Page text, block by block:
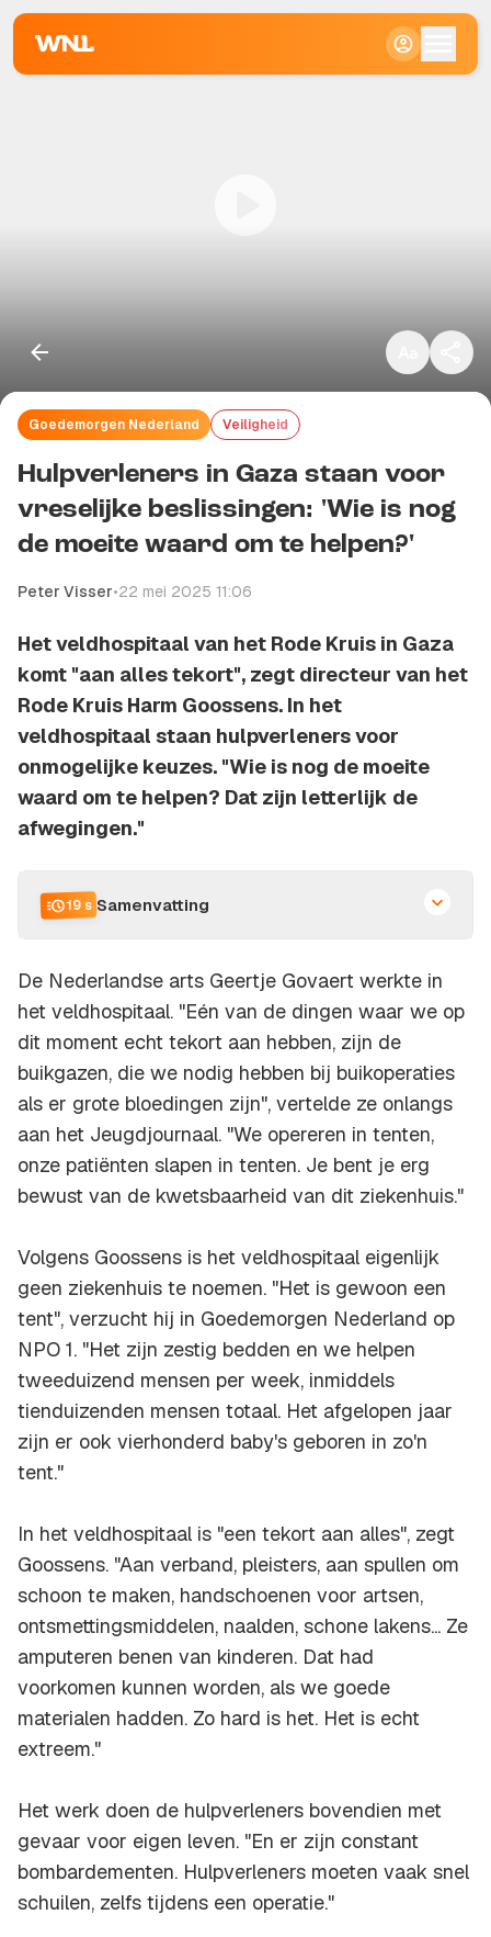
Goedemorgen Nederland Veiligheid
Hulpverleners in Gaza staan voor
vreselijke beslissingen: 'Wie is nog
de moeite waard om te helpen?'
Peter Visser•22 mei 2025 11:06
Het veldhospitaal van het Rode Kruis in Gaza
komt "aan alles tekort", zegt directeur van het
Rode Kruis Harm Goossens. In het
veldhospitaal staan hulpverleners voor
onmogelijke keuzes. "Wie is nog de moeite
waard om te helpen? Dat zijn letterlijk de
afwegingen."
19 s Samenvatting
De Nederlandse arts Geertje Govaert werkte in
het veldhospitaal. "Eén van de dingen waar we op
dit moment echt tekort aan hebben, zijn de
buikgazen, die we nodig hebben bij buikoperaties
als er grote bloedingen zijn", vertelde ze onlangs
aan het Jeugdjournaal. "We opereren in tenten,
onze patiënten slapen in tenten. Je bent je erg
bewust van de kwetsbaarheid van dit ziekenhuis."
Volgens Goossens is het veldhospitaal eigenlijk
geen ziekenhuis te noemen. "Het is gewoon een
tent", verzucht hij in Goedemorgen Nederland op
NPO 1. "Het zijn zestig bedden en we helpen
tweeduizend mensen per week, inmiddels
tienduizenden mensen totaal. Het afgelopen jaar
zijn er ook vierhonderd baby's geboren in zo'n
tent."
In het veldhospitaal is "een tekort aan alles", zegt
Goossens. "Aan verband, pleisters, aan spullen om
schoon te maken, handschoenen voor artsen,
ontsmettingsmiddelen, naalden, schone lakens... Ze
amputeren benen van kinderen. Dat had
voorkomen kunnen worden, als we goede
materialen hadden. Zo hard is het. Het is echt
extreem."
Het werk doen de hulpverleners bovendien met
gevaar voor eigen leven. "En er zijn constant
bombardementen. Hulpverleners moeten vaak snel
schuilen, zelfs tijdens een operatie."